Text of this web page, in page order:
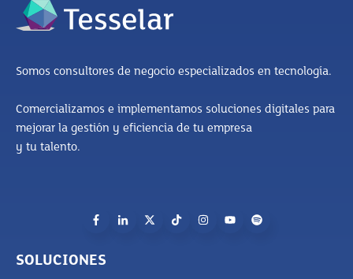
Somos consultores de negocio especializados en tecnología.
Comercializamos e implementamos soluciones digitales para
mejorar la gestión y eficiencia de tu empresa
y tu talento.
SOLUCIONES